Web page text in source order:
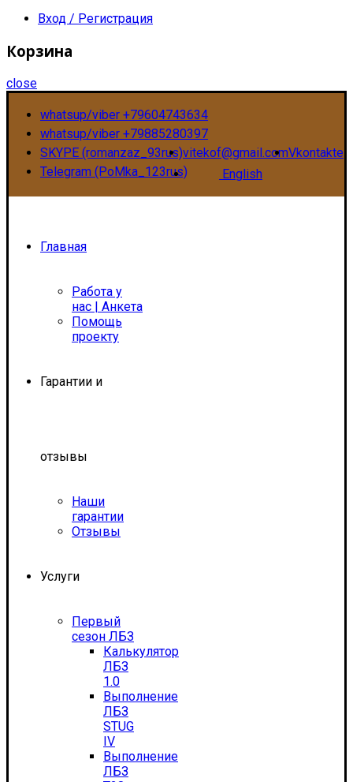
Вход / Регистрация
Корзина
close
whatsup/viber +79604743634
whatsup/viber +79885280397
SKYPE (romanzaz_93rus)vitekof@gmail.comVkontakte
Telegram (PoMka_123rus)
English
Главная
Работа у
нас | Анкета
Помощь
проекту
Гарантии и
отзывы
Наши
гарантии
Отзывы
Услуги
Первый
сезон ЛБЗ
Калькулятор
ЛБЗ
1.0
Выполнение
ЛБЗ
STUG
IV
Выполнение
ЛБЗ